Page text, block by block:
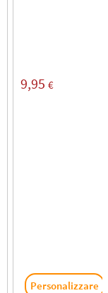
9,95 €
Personalizzare